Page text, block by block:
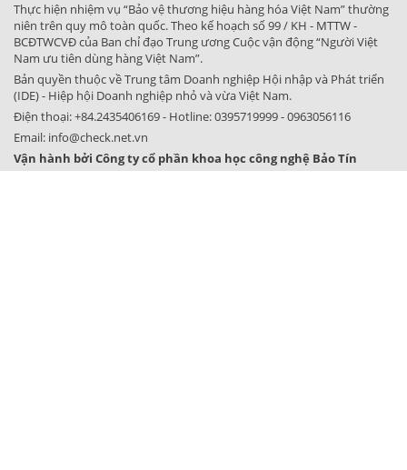
Thực hiện nhiệm vụ “Bảo vệ thương hiệu hàng hóa Việt Nam” thường
niên trên quy mô toàn quốc. Theo kế hoạch số 99 / KH - MTTW -
BCĐTWCVĐ của Ban chỉ đạo Trung ương Cuộc vận động “Người Việt
Nam ưu tiên dùng hàng Việt Nam”.
Bản quyền thuộc về Trung tâm Doanh nghiệp Hội nhập và Phát triển
(IDE) - Hiệp hội Doanh nghiệp nhỏ và vừa Việt Nam.
Điện thoại:+84.2435406169- Hotline:0395719999-0963056116
Email: info@check.net.vn
Vận hành bởi Công ty cổ phần khoa học công nghệ Bảo Tín